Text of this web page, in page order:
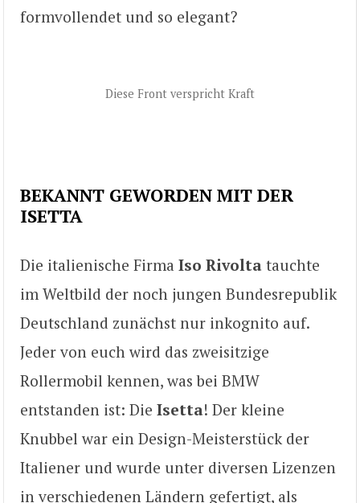
formvollendet und so elegant?
Diese Front verspricht Kraft
BEKANNT GEWORDEN MIT DER
ISETTA
Die italienische Firma Iso Rivolta tauchte
im Weltbild der noch jungen Bundesrepublik
Deutschland zunächst nur inkognito auf.
Jeder von euch wird das zweisitzige
Rollermobil kennen, was bei BMW
entstanden ist: Die Isetta! Der kleine
Knubbel war ein Design-Meisterstück der
Italiener und wurde unter diversen Lizenzen
in verschiedenen Ländern gefertigt, als